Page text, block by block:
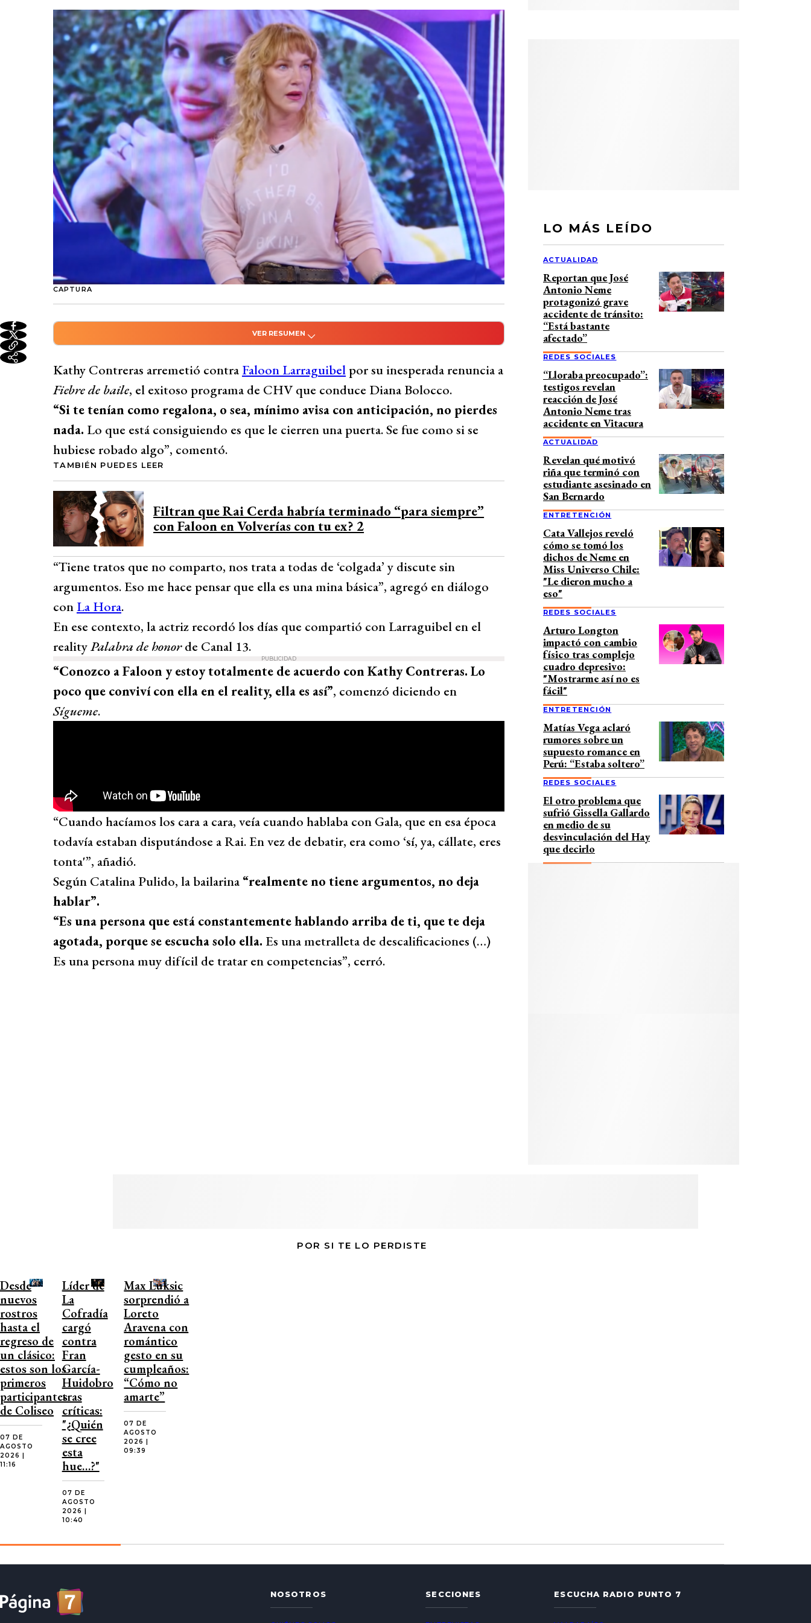
CAPTURA
VER RESUMEN
Kathy Contreras criticó la inesperada renuncia de Faloon Larraguibel a ‘Fiebre de
baile’, calificándola de poco profesional y desleal al no avisar con anticipación.
Contreras y otras figuras como Catalina Pulido coinciden en que Larraguibel carece
de argumentos, descalifica sin fundamentos y dificulta la convivencia en
competencias, recordando su actitud egocéntrica durante su participación en el
reality ‘Palabra de honor’ de Canal 13.
Desarrollado por Bío Bío Comunicaciones
Kathy Contreras arremetió contra Faloon Larraguibel por su inesperada renuncia a
Fiebre de baile, el exitoso programa de CHV que conduce Diana Bolocco.
“Si te tenían como regalona, o sea, mínimo avisa con anticipación, no pierdes
nada. Lo que está consiguiendo es que le cierren una puerta. Se fue como si se
hubiese robado algo”, comentó.
TAMBIÉN PUEDES LEER
Filtran que Rai Cerda habría terminado “para siempre”
con Faloon en Volverías con tu ex? 2
“Tiene tratos que no comparto, nos trata a todas de ‘colgada’ y discute sin
argumentos. Eso me hace pensar que ella es una mina básica”, agregó en diálogo
con La Hora.
En ese contexto, la actriz recordó los días que compartió con Larraguibel en el
realityPalabra de honorde Canal 13.
PUBLICIDAD
“Conozco a Faloon y estoy totalmente de acuerdo con Kathy Contreras. Lo
poco que conviví con ella en el reality, ella es así”, comenzó diciendo en
Sígueme.
“Cuando hacíamos los cara a cara, veía cuando hablaba con Gala, que en esa época
todavía estaban disputándose a Rai. En vez de debatir, era como ‘sí, ya, cállate, eres
tonta'”, añadió.
Según Catalina Pulido, la bailarina “realmente no tiene argumentos, no deja
hablar”.
“Es una persona que está constantemente hablando arriba de ti, que te deja
agotada, porque se escucha solo ella. Es una metralleta de descalificaciones (…)
Es una persona muy difícil de tratar en competencias”, cerró.
LO MÁS LEÍDO
ACTUALIDAD
Reportan que José
Antonio Neme
protagonizó grave
accidente de tránsito:
“Está bastante
afectado”
REDES SOCIALES
“Lloraba preocupado”:
testigos revelan
reacción de José
Antonio Neme tras
accidente en Vitacura
ACTUALIDAD
Revelan qué motivó
riña que terminó con
estudiante asesinado en
San Bernardo
ENTRETENCIÓN
Cata Vallejos reveló
cómo se tomó los
dichos de Neme en
Miss Universo Chile:
"Le dieron mucho a
eso"
REDES SOCIALES
Arturo Longton
impactó con cambio
físico tras complejo
cuadro depresivo:
"Mostrarme así no es
fácil"
ENTRETENCIÓN
Matías Vega aclaró
rumores sobre un
supuesto romance en
Perú: “Estaba soltero”
REDES SOCIALES
El otro problema que
sufrió Gissella Gallardo
en medio de su
desvinculación del Hay
que decirlo
POR SI TE LO PERDISTE
Desde
nuevos
rostros
hasta el
regreso de
un clásico:
estos son los
primeros
participantes
de Coliseo
07 DE
AGOSTO
2026 |
11:16
Líder de
La
Cofradía
cargó
contra
Fran
García-
Huidobro
tras
críticas:
"¿Quién
se cree
esta
hue…?"
07 DE
AGOSTO
2026 |
10:40
Max Luksic
sorprendió a
Loreto
Aravena con
romántico
gesto en su
cumpleaños:
“Cómo no
amarte”
07 DE
AGOSTO
2026 |
09:39
NOSOTROS SECCIONES ESCUCHA RADIO PUNTO 7